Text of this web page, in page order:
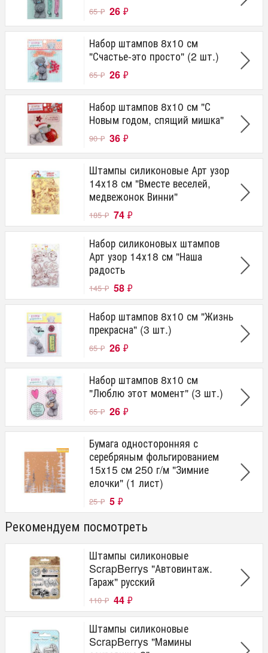
65₽ 26 ₽
Набор штампов 8х10 см
"Счастье-это просто" (2 шт.)
65₽ 26 ₽
Набор штампов 8х10 см "С
Новым годом, спящий мишка"
90₽ 36 ₽
Штампы силиконовые Арт узор
14х18 см "Вместе веселей,
медвежонок Винни"
185₽ 74 ₽
Набор силиконовых штампов
Арт узор 14х18 см "Наша
радость
145₽ 58 ₽
Набор штампов 8х10 см "Жизнь
прекрасна" (3 шт.)
65₽ 26 ₽
Набор штампов 8х10 см
"Люблю этот момент" (3 шт.)
65₽ 26 ₽
Бумага односторонняя с
серебряным фольгированием
15х15 см 250 г/м "Зимние
елочки" (1 лист)
25₽ 5 ₽
Рекомендуем посмотреть
Штампы силиконовые
ScrapBerrys "Автовинтаж.
Гараж" русский
110₽ 44 ₽
Штампы силиконовые
ScrapBerrys "Мамины